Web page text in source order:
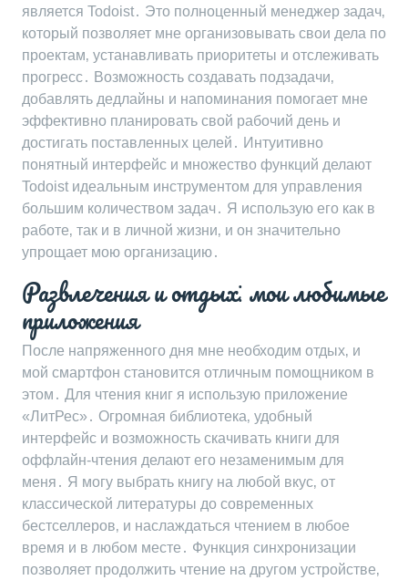
является Todoist․ Это полноценный менеджер задач‚
который позволяет мне организовывать свои дела по
проектам‚ устанавливать приоритеты и отслеживать
прогресс․ Возможность создавать подзадачи‚
добавлять дедлайны и напоминания помогает мне
эффективно планировать свой рабочий день и
достигать поставленных целей․ Интуитивно
понятный интерфейс и множество функций делают
Todoist идеальным инструментом для управления
большим количеством задач․ Я использую его как в
работе‚ так и в личной жизни‚ и он значительно
упрощает мою организацию․
Развлечения и отдых⁚ мои любимые
приложения
После напряженного дня мне необходим отдых‚ и
мой смартфон становится отличным помощником в
этом․ Для чтения книг я использую приложение
«ЛитРес»․ Огромная библиотека‚ удобный
интерфейс и возможность скачивать книги для
оффлайн-чтения делают его незаменимым для
меня․ Я могу выбрать книгу на любой вкус‚ от
классической литературы до современных
бестселлеров‚ и наслаждаться чтением в любое
время и в любом месте․ Функция синхронизации
позволяет продолжить чтение на другом устройстве‚